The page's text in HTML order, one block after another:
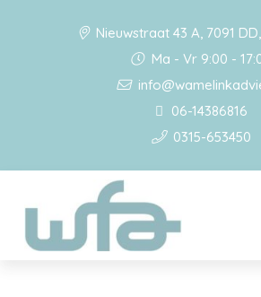
Nieuwstraat 43 A, 7091
Ma - Vr 9:00 -
06-14386816
0315-653450